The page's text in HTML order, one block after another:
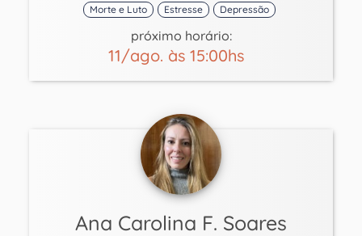
Morte e Luto
Estresse Depressão
próximo horário:
11/ago. às 15:00hs
Ana Carolina F. Soares